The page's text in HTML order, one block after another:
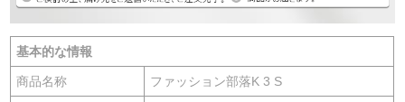
基本的な情報
商品名称 ファッション部落K 3 S